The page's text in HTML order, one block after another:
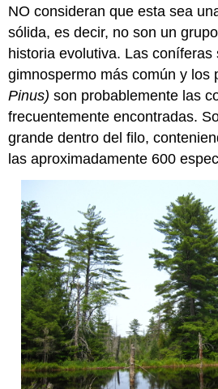
NO consideran que esta sea
sólida, es decir, no son un
historia evolutiva. Las coníferas
gimnospermo más común y los
Pinus) son probablemente las
frecuentemente encontradas.
grande dentro del filo,
las aproximadamente 600